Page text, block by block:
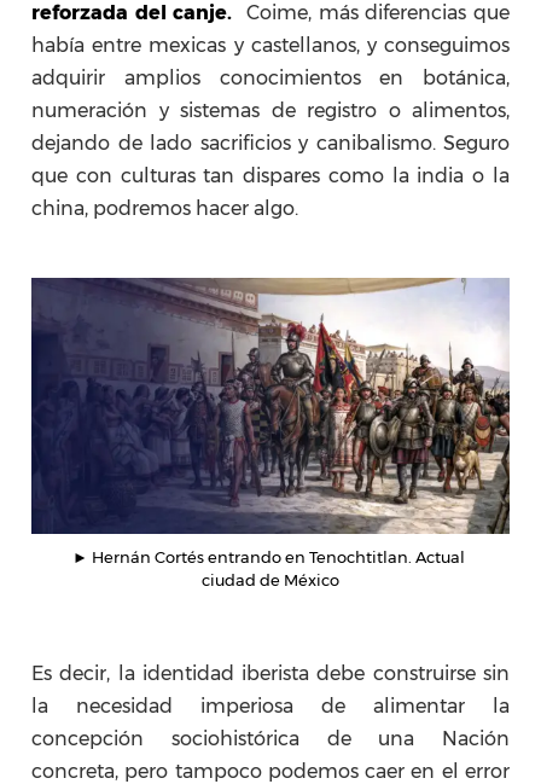
reforzada del canje.
Coime, más diferencias que
había entre mexicas y castellanos, y conseguimos
adquirir amplios conocimientos en botánica,
numeración y sistemas de registro o alimentos,
dejando de lado sacrificios y canibalismo. Seguro
que con culturas tan dispares como la india o la
china, podremos hacer algo.
► Hernán Cortés entrando en Tenochtitlan. Actual
ciudad de México
Es decir, la identidad iberista debe construirse sin
la necesidad imperiosa de alimentar la
concepción sociohistórica de una Nación
concreta, pero tampoco podemos caer en el error